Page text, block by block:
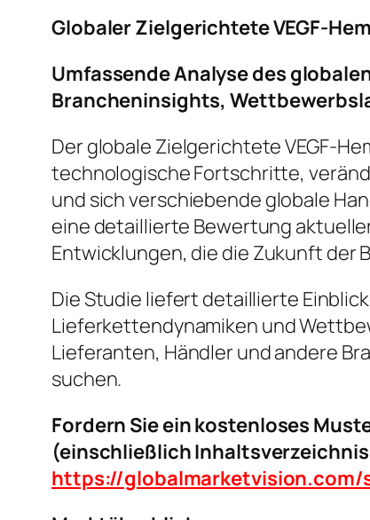
Globaler Zielgerichtete VEGF-
Umfassende Analyse des
Brancheninsights,
Der globale Zielgerichtete VEGF-
technologische Fortschritte,
und sich verschiebende globale
eine detaillierte Bewertung
Entwicklungen, die die Zukunft der
Die Studie liefert detaillierte
Lieferkettendynamiken und
Lieferanten, Händler und andere
suchen.
Fordern Sie ein kostenloses
(einschließlich
https://globalmarketvision.com/